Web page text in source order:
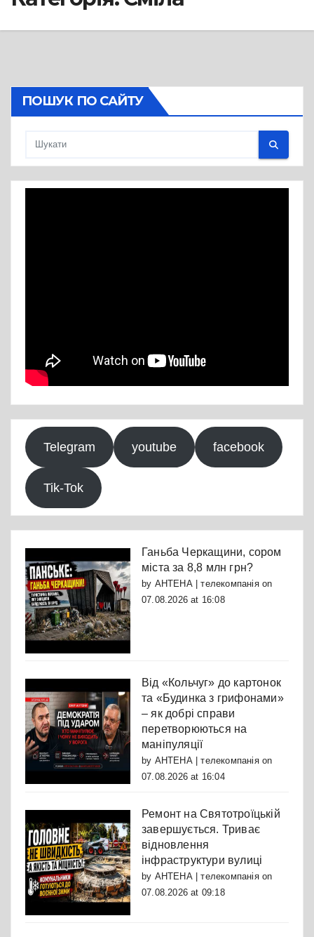
ПОШУК ПО САЙТУ
Telegram youtube facebook
Tik-Tok
Ганьба Черкащини, сором
міста за 8,8 млн грн?
by АНТЕНА | телекомпаніяon
07.08.2026 at 16:08
Від «Кольчуг» до картонок
та «Будинка з грифонами»
– як добрі справи
перетворюються на
маніпуляції
by АНТЕНА | телекомпаніяon
07.08.2026 at 16:04
Ремонт на Святотроїцькій
завершується. Триває
відновлення
інфраструктури вулиці
by АНТЕНА | телекомпаніяon
07.08.2026 at 09:18